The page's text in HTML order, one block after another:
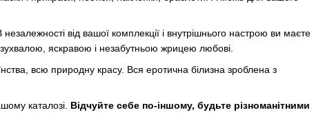
незалежності від вашої комплекції і внутрішнього настрою ви маєте
яскравою і незабутньою жрицею любові.
всю природну красу. Вся еротична білизна зроблена з
каталозі. Відчуйте себе по-іншому, будьте різноманітними